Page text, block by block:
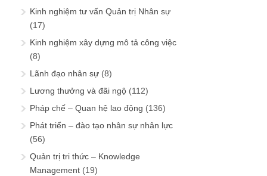
Kinh nghiệm tư vấn Quản trị Nhân sự
(17)
Kinh nghiệm xây dựng mô tả công việc
(8)
Lãnh đạo nhân sự (8)
Lương thưởng và đãi ngộ (112)
Pháp chế – Quan hệ lao động (136)
Phát triển – đào tạo nhân sự nhân lực
(56)
Quản trị tri thức – Knowledge
Management (19)